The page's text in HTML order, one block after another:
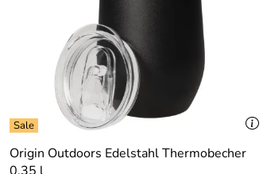
Material:
Edelstahl
Origin Outdoors Edelstahl Thermobecher